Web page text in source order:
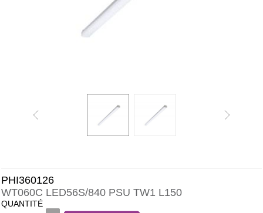
PHI360126
WT060C LED56S/840 PSU TW1 L150
QUANTITÉ